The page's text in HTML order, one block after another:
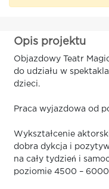
Opis projektu
Objazdowy Teatr
do udziału w
dzieci.
Praca wyjazdowa od
Wykształcenie
dobra dykcja i
na cały tydzień i
poziomie 4500 –